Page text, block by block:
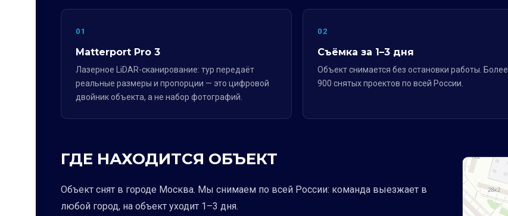
01
Matterport Pro 3
Лазерное LiDAR-сканирование: тур передаёт
реальные размеры и пропорции — это цифровой
двойник объекта, а не набор фотографий.
02
Съёмка за 1–3 дня
Объект снимается без остановки работы. Более
900 снятых проектов по всей России.
ГДЕ НАХОДИТСЯ ОБЪЕКТ
Объект снят в городе Москва. Мы снимаем по всей России: команда выезжает в
любой город, на объект уходит 1–3 дня.